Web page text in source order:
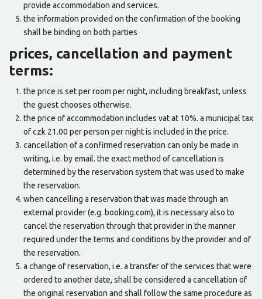
provide accommodation and services.
the information provided on the confirmation of the booking
shall be binding on both parties
prices, cancellation and payment
terms:
the price is set per room per night, including breakfast, unless
the guest chooses otherwise.
the price of accommodation includes vat at 10%. a municipal tax
of czk 21.00 per person per night is included in the price.
cancellation of a confirmed reservation can only be made in
writing, i.e. by email. the exact method of cancellation is
determined by the reservation system that was used to make
the reservation.
when cancelling a reservation that was made through an
external provider (e.g. booking.com), it is necessary also to
cancel the reservation through that provider in the manner
required under the terms and conditions by the provider and of
the reservation.
a change of reservation, i.e. a transfer of the services that were
ordered to another date, shall be considered a cancellation of
the original reservation and shall follow the same procedure as